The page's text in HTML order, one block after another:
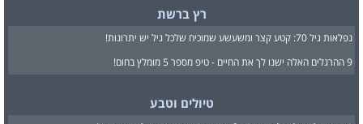
רץ ברשת
נפלאות גיל 70: קטע קצר ומשעשע שמוכיח שלכל גיל יש יתרונות!
9 ההרגלים האלה ישנו לך את החיים - טיפ מספר 5 מומלץ בחום!
טיולים וטבע